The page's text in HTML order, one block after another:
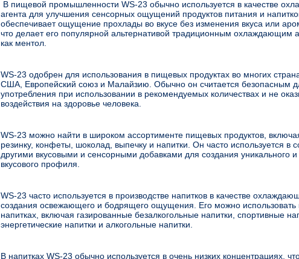
В пищевой промышленности WS-23 обычно используется в качестве
агента для улучшения сенсорных ощущений продуктов питания и
обеспечивает ощущение прохлады во вкусе без изменения вкуса или
что делает его популярной альтернативой традиционным охлаждающим
как ментол.
WS-23 одобрен для использования в пищевых продуктах во многих
США, Европейский союз и Малайзию. Обычно он считается безопасным
употребления при использовании в рекомендуемых количествах и не
воздействия на здоровье человека.
WS-23 можно найти в широком ассортименте пищевых продуктов,
резинку, конфеты, шоколад, выпечку и напитки. Он часто используется в
другими вкусовыми и сенсорными добавками для создания уникального и
вкусового профиля.
WS-23 часто используется в производстве напитков в качестве
создания освежающего и бодрящего ощущения. Его можно использовать
напитках, включая газированные безалкогольные напитки, спортивные
энергетические напитки и алкогольные напитки.
В напитках WS-23 обычно используется в очень низких концентрациях,